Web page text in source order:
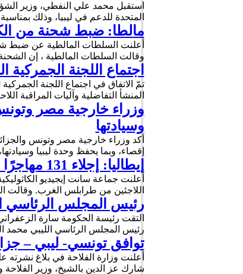
استقبل محمد علي النفطي، وزير
المتحدة للدعم في ليبيا، وذلك
مالطا: ضبط شحنة من الكوكايين تزن 113 كيلوغراماً محملة على متن
وقالت السلطات المالطية ، إن
اجتماع اللجنة الجمركية
تمّ الاتفاق في اجتماع اللجنة
المنشأ التفاضلية وآليات المراقبة
وزراء خارجية مصر وتونس
وسيادتها
أكد وزراء خارجية مصر وتونس
إقصاء، وبما يحفظ وحدة ليبيا
إيطاليا: إجلاء 131 مهاجرًا من ليبيا عبر الممرات الإنسانية
اللاجئين من طرابلس الغرب. وقالت
رئيس المجلس الرئاسي
رئيس المجلس الرئاسي الليبي محمد
توافق تونسي- ليبي –
أعلنت وزارة الفلاحة في بلاغ نشرته
شارك عز الدين بالشيخ، وزير الفلاحة